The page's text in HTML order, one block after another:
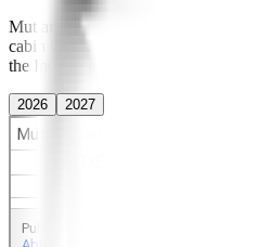
Mutiara Laut is available for
cabin voyages. Step aboard and
the Indonesian archipelago
2026 2027